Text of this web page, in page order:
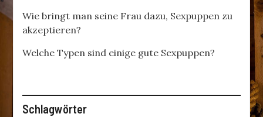
Wie bringt man seine Frau dazu, Sexpuppen zu
akzeptieren?
Welche Typen sind einige gute Sexpuppen?
Schlagwörter